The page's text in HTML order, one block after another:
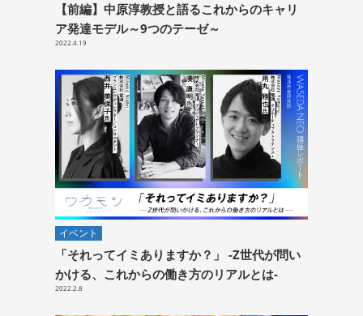
【前編】中原淳教授と語るこれからのキャリ
ア発達モデル～9つのテーゼ～
2022.4.19
イベント
「それってイミありますか？」 -Z世代が問い
かける、これからの働き方のリアルとは-
2022.2.8